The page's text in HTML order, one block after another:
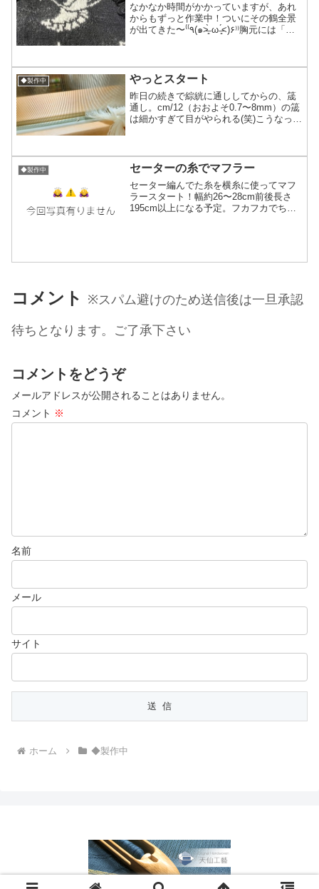
なかなか時間がかかっていますが、あれ
からもずっと作業中！ついにその鶴全景
が出てきた〜‎⁽⁽٩(๑˃̶͈̀ ω ˂̶͈́)۶⁾⁾胸元には「松
◆製作中 やっとスタート
昨日の続きで綜絖に通ししてからの、筬
通し。cm/12（おおよそ0.7〜8mm）の筬
は細かすぎて目がやられる(笑)こうなった
所を通り抜け、ようやく織りスタートで
す。11...
◆製作中 セーターの糸でマフラー
セーター編んでた糸を横糸に使ってマフ
ラースタート！幅約26〜28cm前後長さ
195cm以上になる予定。フカフカでちょ
コメント ※スパム避けのため送信後は一旦承認
待ちとなります。ご了承下さい
コメントをどうぞ
メールアドレスが公開されることはありません。
コメント ※
名前
メール
サイト
ホーム ◆製作中